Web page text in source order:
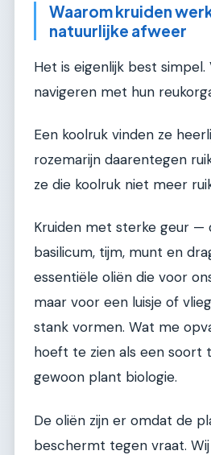
Waarom kruiden
natuurlijke afweer
Het is eigenlijk best
navigeren met hun
Een koolruk vinden ze
rozemarijn daarentegen
ze die koolruk niet meer
Kruiden met sterke geur —
basilicum, tijm, munt en
essentiële oliën die voor
maar voor een luisje of
stank vormen. Wat me
hoeft te zien als een soort
gewoon plant biologie.
De oliën zijn er omdat de
beschermt tegen vraat.